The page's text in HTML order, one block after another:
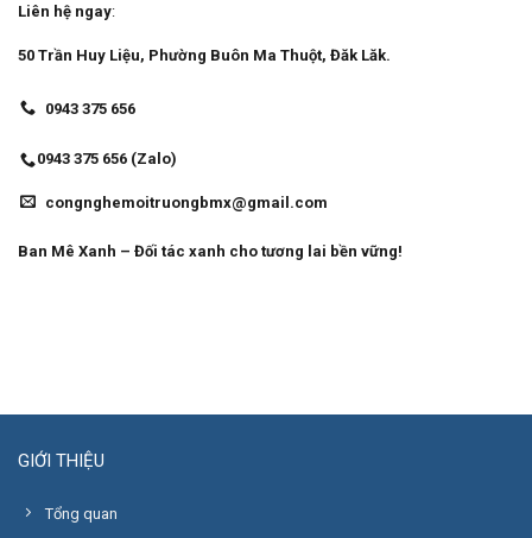
Liên hệ ngay:
50 Trần Huy Liệu, Phường Buôn Ma Thuột, Đăk Lăk.
0943 375 656
0943 375 656 (Zalo)
congnghemoitruongbmx@gmail.com
Ban Mê Xanh – Đối tác xanh cho tương lai bền vững!
GIỚI THIỆU
Tổng quan